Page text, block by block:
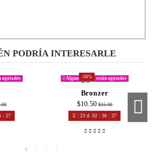
PODRÍA INTERESARLE
agotados
:27
-30%
Algunos tonos están agotados
Bronzer
$10.50 $15.00
23 d. 02 :36 :27